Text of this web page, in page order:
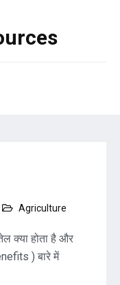
Agriculture
क्या होता है और
) बारे में